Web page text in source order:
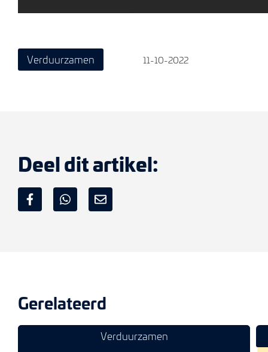
Verduurzamen 11-10-2022
Deel dit artikel:
Gerelateerd
Verduurzamen